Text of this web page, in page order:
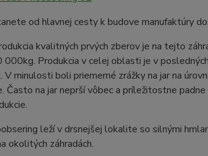
od hlavnej cesty k budove manufaktúry
kvalitných prvých zberov je na tejto
Produkcia v celej oblasti je v
V minulosti boli priemerné zrážky na jar na
Často na jar neprší vôbec a príležitostne
leží v drsnejšej lokalite so silnými
okolitých záhradách.